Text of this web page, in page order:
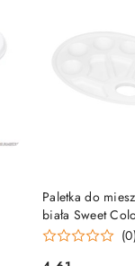
Paletka do
biała Sweet
OTOCKI
(0)
DO